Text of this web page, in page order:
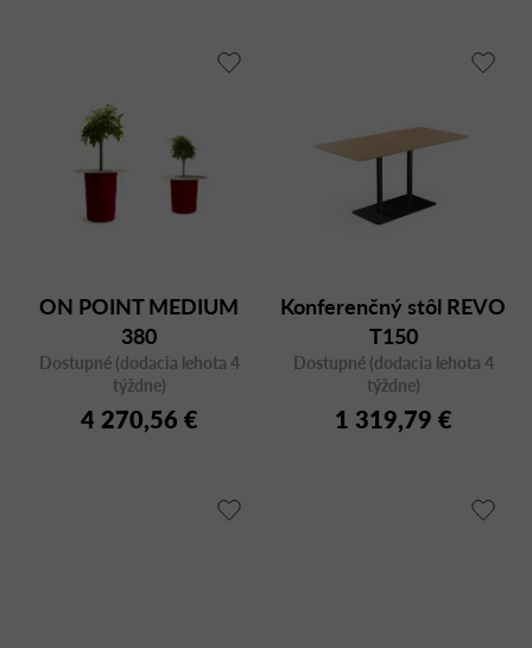
ON POINT MEDIUM
380
Dostupné (dodacia lehota 4
týždne)
4 270,56 €
Konferenčný stôl REVO
T150
Dostupné (dodacia lehota 4
týždne)
1 319,79 €